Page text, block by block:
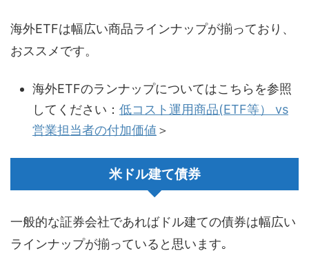
海外ETFは幅広い商品ラインナップが揃っており、
おススメです。
海外ETFのランナップについてはこちらを参照
してください： 低コスト運用商品(ETF等） vs
営業担当者の付加価値 ＞
米ドル建て債券
一般的な証券会社であればドル建ての債券は幅広い
ラインナップが揃っていると思います｡